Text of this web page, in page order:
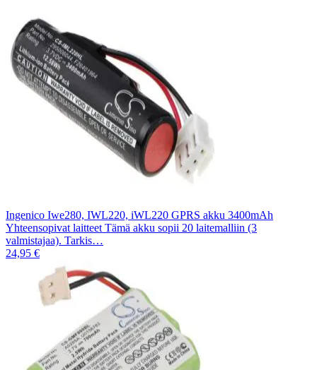
Ingenico Iwe280, IWL220, iWL220 GPRS akku 3400mAh
Yhteensopivat laitteet Tämä akku sopii 20 laitemalliin (3
valmistajaa). Tarkis…
24,95 €